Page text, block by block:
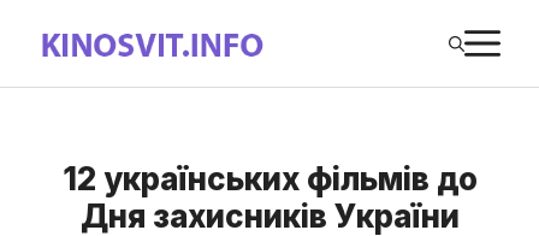
вмісту
12 українських фільмів до
Дня захисників України